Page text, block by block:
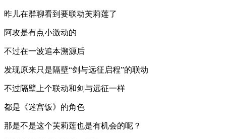
昨儿在群聊看到要联动芙莉莲了
阿攻是有点小激动的
不过在一波追本溯源后
发现原来只是隔壁“剑与远征启程”的联动
不过隔壁上个联动和剑与远征一样
都是《迷宫饭》的角色
那是不是这个芙莉莲也是有机会的呢？